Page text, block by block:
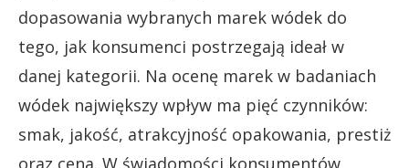
dopasowania wybranych marek wódek do
tego, jak konsumenci postrzegają ideał w
danej kategorii. Na ocenę marek w badaniach
wódek największy wpływ ma pięć czynników:
smak, jakość, atrakcyjność opakowania, prestiż
oraz cena. W świadomości konsumentów